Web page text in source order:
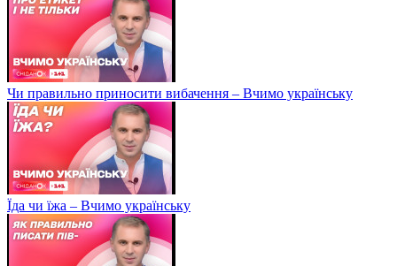
Чи правильно приносити вибачення – Вчимо українську
Їда чи їжа – Вчимо українську